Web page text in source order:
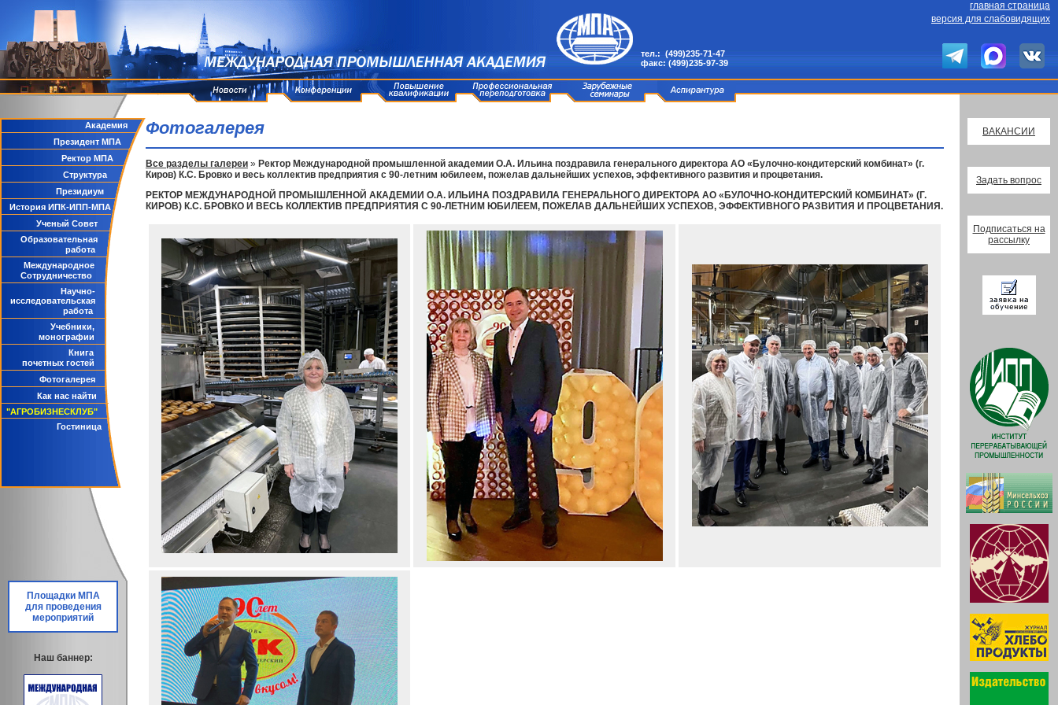
тел.: (499)235-71-47
факс: (499)235-97-39
главная страница
версия для слабовидящих
Академия
Президент МПА
Ректор МПА
Структура
Президиум
История ИПК-ИПП-МПА
Ученый Совет
Образовательная
работа
Международное
Сотрудничество
Научно-
исследовательская
работа
Учебники,
монографии
Книга
почетных гостей
Фотогалерея
Как нас найти
"АГРОБИЗНЕСКЛУБ"
Гостиница
Площадки МПА
для проведения
мероприятий
Наш баннер:
Фотогалерея
Все разделы галереи » Ректор Международной промышленной академии О.А. Ильина поздравила генерального директора АО «Булочно-кондитерский комбинат» (г.
Киров) К.С. Бровко и весь коллектив предприятия с 90-летним юбилеем, пожелав дальнейших успехов, эффективного развития и процветания.
РЕКТОР МЕЖДУНАРОДНОЙ ПРОМЫШЛЕННОЙ АКАДЕМИИ О.А. ИЛЬИНА ПОЗДРАВИЛА ГЕНЕРАЛЬНОГО ДИРЕКТОРА АО «БУЛОЧНО-КОНДИТЕРСКИЙ КОМБИНАТ» (Г.
КИРОВ) К.С. БРОВКО И ВЕСЬ КОЛЛЕКТИВ ПРЕДПРИЯТИЯ С 90-ЛЕТНИМ ЮБИЛЕЕМ, ПОЖЕЛАВ ДАЛЬНЕЙШИХ УСПЕХОВ, ЭФФЕКТИВНОГО РАЗВИТИЯ И ПРОЦВЕТАНИЯ.
ВАКАНСИИ
Задать вопрос
Подписаться на
рассылку